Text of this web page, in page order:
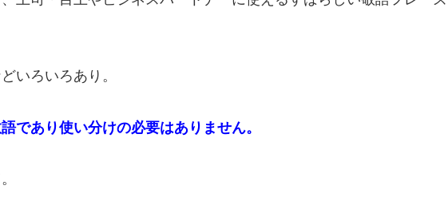
いろいろあり。
であり使い分けの必要はありません。